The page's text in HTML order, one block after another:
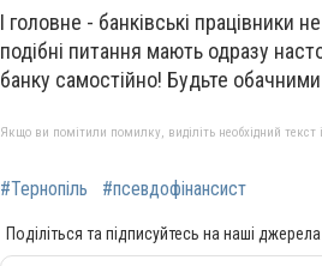
І головне - банківські працівники
подібні питання мають одразу
банку самостійно! Будьте
Якщо ви помітили помилку, виділіть необхідний
#Тернопіль #псевдофінансист
Поділіться та підписуйтесь на наші джерела